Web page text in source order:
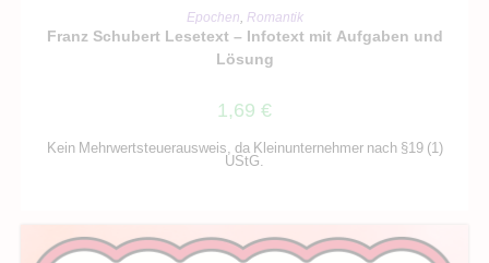
IN DEN WARENKORB
Epochen, Romantik
Franz Schubert Lesetext – Infotext mit Aufgaben und
Lösung
1,69 €
Kein Mehrwertsteuerausweis, da Kleinunternehmer nach §19 (1)
UStG.